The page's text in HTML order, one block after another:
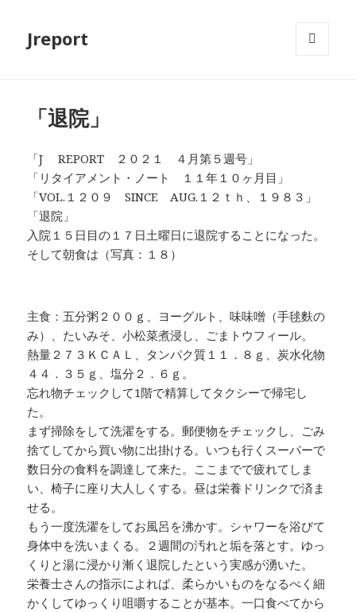
Jreport
「退院」
「J REPORT ２０２１ ４月第５週号」
「リタイアメント・ノート １１年１０ヶ月目」
「VOL.１２０９ SINCE AUG.１２ｔｈ、１９８３」
「退院」
入院１５日目の１７日土曜日に退院することになった。
そして朝食は（写真：１８）
主食：五分粥２００ｇ、ヨーグルト、味味噌（手毬麩の
み）、たいみそ、小松菜煮浸し、ごまトウフィール。
熱量２７３ＫＣＡＬ、タンパク質１１．８ｇ、炭水化物
４４．３５ｇ、塩分２．６ｇ。
忘れ物チェックして1階で精算してタクシーで帰宅し
た。
まず掃除をして洗濯をする。郵便物をチェックし、ごみ
捨てしてから買い物に出掛ける。いつも行くスーパーで
数日分の食料を調達して来た。ここまでで疲れてしま
い、椅子に座り大人しくする。昼は栄養ドリンクで済ま
せる。
もう一度洗濯をしてお風呂を沸かす。シャワーを浴びて
身体中を洗いまくる。２週間の汚れと垢を落とす。ゆっ
くりと湯に浸かり漸く退院したという実感が湧いた。
栄養士さんの指示によれば、柔らかいものをなるべく細
かくしてゆっくり咀嚼することが基本。一口食べてから